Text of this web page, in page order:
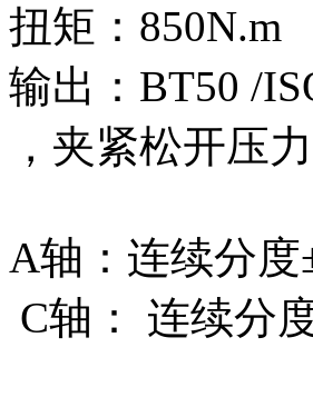
扭矩：850N.m
输出：BT50 /
，夹紧松开压
A轴：连续分
C轴： 连续分